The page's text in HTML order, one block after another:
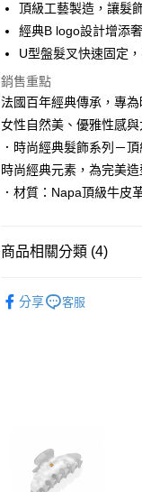
Google Pay
AFTEE先享後付
相關說明
【關於「AFTEE先享後付」
AFTEE先享後付是「在收
便利好安心！
１．簡單：不需註冊會員
３．安心：先確認商品／服
付」結帳頁面，進行簡訊認
２．訂單成立數日內，您將
※ 請注意：結帳手續完成當
交易，需依本服務之必要
求債權轉讓予恩沛科技股
２．關於個人資料處理事宜
運送方式
宅配
每筆NT$120，滿
每筆NT$320，滿
頂級工藝製造，讓髮
經典B logo設計增添
U型盤髮叉快速固定
銷售重點
法國百年經典傳承，專
女性自然美、優雅性感
．時尚經典髮飾系列－
時尚經典元素，為完美
．材質：Napa頂級牛皮
商品相關分類 (4)
分享 客服